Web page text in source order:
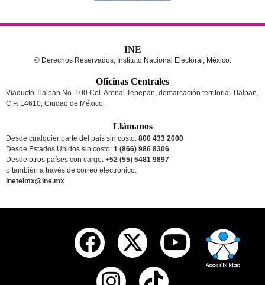
INE
© Derechos Reservados, Instituto Nacional Electoral, México.
Oficinas Centrales
Viaducto Tlalpan No. 100 Col. Arenal Tepepan, demarcación territorial Tlalpan,
C.P. 14610, Ciudad de México.
Llámanos
Desde cualquier parte del país sin costo: 800 433 2000
Desde Estados Unidos sin costo: 1 (866) 986 8306
Desde otros países con cargo: +52 (55) 5481 9897
o también a través de correo electrónico:
inetelmx@ine.mx